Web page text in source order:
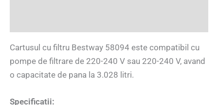
Cartusul cu filtru Bestway 58094 este compatibil cu
pompe de filtrare de 220-240 V sau 220-240 V, avand
o capacitate de pana la 3.028 litri.
Specificatii: